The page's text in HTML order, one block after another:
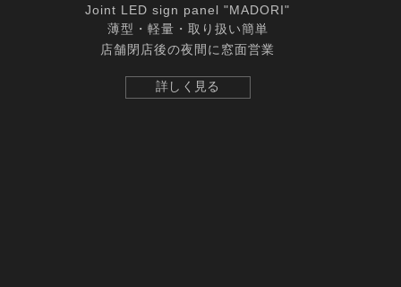
Joint LED sign panel "MADORI"
薄型・軽量・取り扱い簡単
店舗閉店後の夜間に窓面営業
詳しく見る